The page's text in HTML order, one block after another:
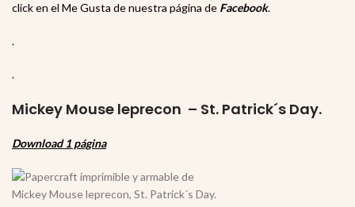
click en el Me Gusta de nuestra página de Facebook.
.
.
Mickey Mouse leprecon – St. Patrick´s Day.
Download 1 página